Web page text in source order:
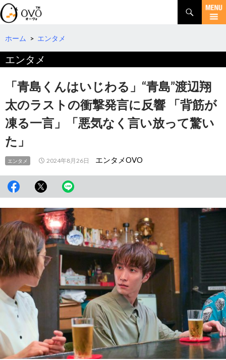
検
索
コ
テ
へ
ホーム > エンタメ
エンタメ
「青島くんはいじわる」“青島”渡辺翔
太のラストの衝撃発言に反響 「背筋が
凍る一言」「悪気なく言い放って驚い
た」
エンタメ 2024年8月26日 エンタメOVO